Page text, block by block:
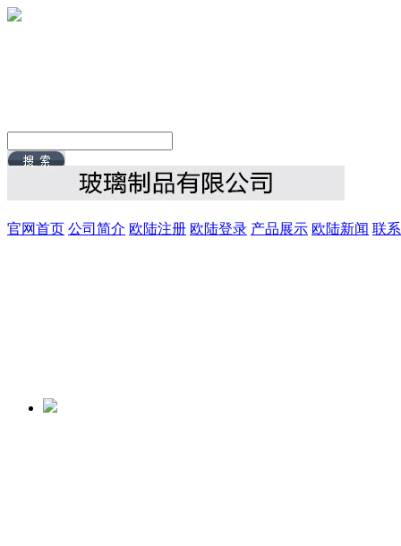
官网首页 公司简介 欧陆注册 欧陆登录 产品展示 欧陆新闻 联